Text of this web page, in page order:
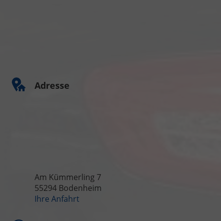
Adresse
Am Kümmerling 7
55294 Bodenheim
Ihre Anfahrt